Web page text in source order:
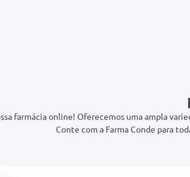
farmácia online! Oferecemos uma ampla
Conte com a Farma Conde para